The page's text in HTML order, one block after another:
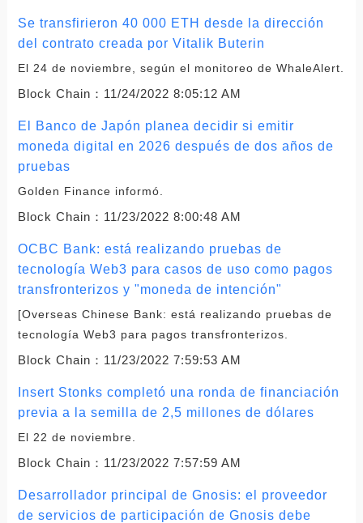
Se transfirieron 40 000 ETH desde la dirección
del contrato creada por Vitalik Buterin
El 24 de noviembre, según el monitoreo de WhaleAlert.
Block Chain： 11/24/2022 8:05:12 AM
El Banco de Japón planea decidir si emitir
moneda digital en 2026 después de dos años de
pruebas
Golden Finance informó.
Block Chain： 11/23/2022 8:00:48 AM
OCBC Bank: está realizando pruebas de
tecnología Web3 para casos de uso como pagos
transfronterizos y "moneda de intención"
[Overseas Chinese Bank: está realizando pruebas de
tecnología Web3 para pagos transfronterizos.
Block Chain： 11/23/2022 7:59:53 AM
Insert Stonks completó una ronda de financiación
previa a la semilla de 2,5 millones de dólares
El 22 de noviembre.
Block Chain： 11/23/2022 7:57:59 AM
Desarrollador principal de Gnosis: el proveedor
de servicios de participación de Gnosis debe